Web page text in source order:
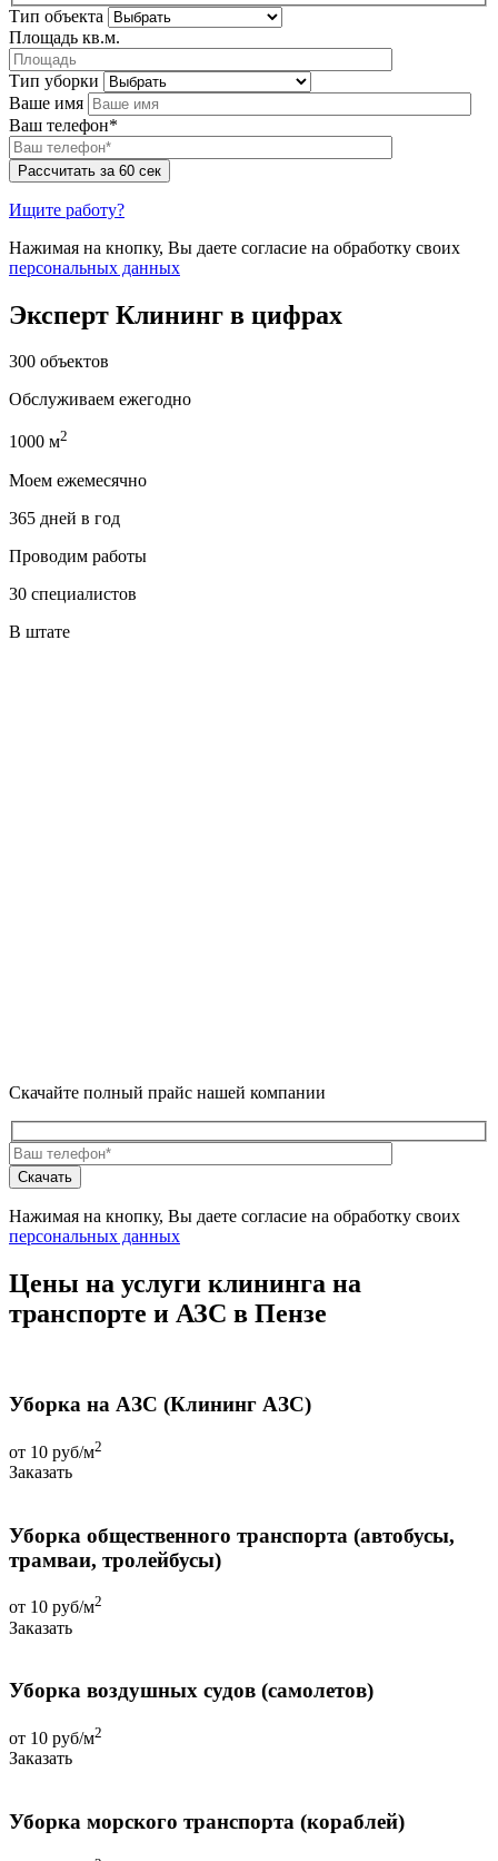
Тип объекта
Площадь кв.м.
Тип уборки
Ваше имя
Ваш телефон*
Ищите работу?
Нажимая на кнопку, Вы даете согласие на обработку своих
персональных данных
Эксперт Клининг в цифрах
300 объектов
Обслуживаем ежегодно
1000 м2
Моем ежемесячно
365 дней в год
Проводим работы
30 специалистов
В штате
Скачайте полный прайс нашей компании
Нажимая на кнопку, Вы даете согласие на обработку своих
персональных данных
Цены на услуги клининга на
транспорте и АЗС в Пензе
Уборка на АЗС (Клининг АЗС)
от 10 руб/м2
Заказать
Уборка общественного транспорта (автобусы,
трамваи, тролейбусы)
от 10 руб/м2
Заказать
Уборка воздушных судов (самолетов)
от 10 руб/м2
Заказать
Уборка морского транспорта (кораблей)